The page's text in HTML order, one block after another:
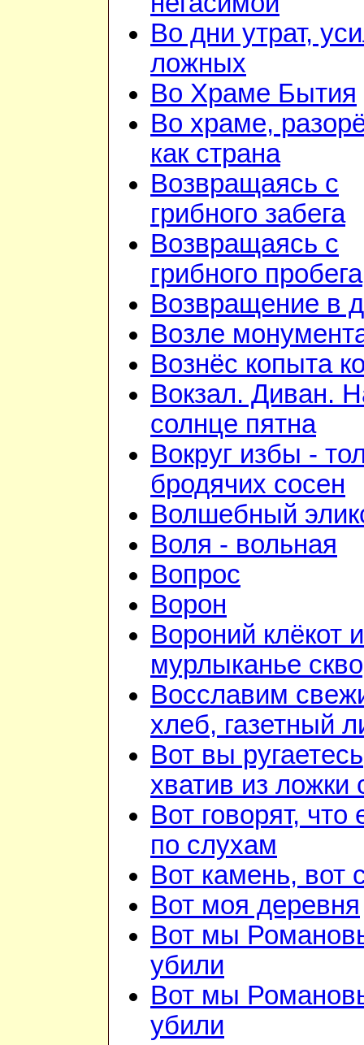
Во дни утрат,
ложных
Во Храме Бытия
Во храме,
как страна
Возвращаясь с
грибного забега
Возвращаясь с
грибного пробега
Возвращение в
Возле
Вознёс копыта
Вокзал. Диван.
солнце пятна
Вокруг избы -
бродячих сосен
Волшебный
Воля - вольная
Вопрос
Ворон
Вороний клёкот и
мурлыканье
Восславим
хлеб, газетный
Вот вы
хватив из ложки
Вот говорят, что
по слухам
Вот камень, вот
Вот моя деревня
Вот мы
убили
Вот мы
убили